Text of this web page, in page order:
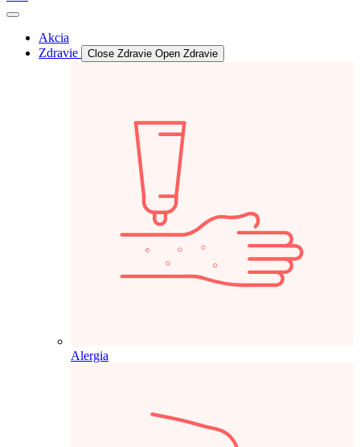
Akcia
Zdravie
Close Zdravie Open Zdravie
Alergia